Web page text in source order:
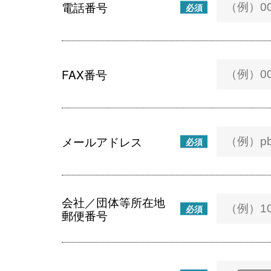
電話番号 必須
FAX番号
メールアドレス 必須
会社／団体等所在地
郵便番号
必須